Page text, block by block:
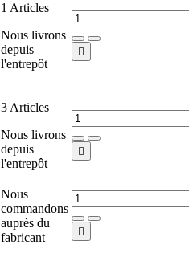
1 Articles
Nous livrons
depuis
l'entrepôt

3Articles
Nous livrons
depuis
l'entrepôt

Nous
commandons
auprès du
fabricant
